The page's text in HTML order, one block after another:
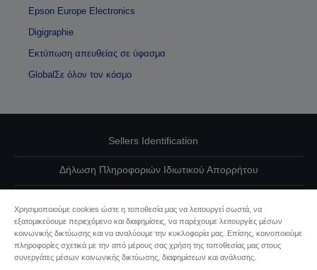
Epson Europe Electronics
Digigraphie
Εκτύπωση απευθείας σε ύφασμα
GlobalΣε όλον τον κόσμο
Sellers Identification
Δήλωση Πληροφοριών Ιδιωτικού Απορρήτου
Επικοινωνήστε μαζί μας για τα δεδομένα σας
Πληροφορίες σχετικά με τα cookie
Χρησιμοποιούμε cookies ώστε η τοποθεσία μας να λειτουργεί σωστά, να
εξατομικεύουμε περιεχόμενο και διαφημίσεις, να παρέχουμε λειτουργίες μέσων
κοινωνικής δικτύωσης και να αναλύουμε την κυκλοφορία μας. Επίσης, κοινοποιούμε
πληροφορίες σχετικά με την από μέρους σας χρήση της τοποθεσίας μας στους
συνεργάτες μέσων κοινωνικής δικτύωσης, διαφημίσεων και ανάλυσης.